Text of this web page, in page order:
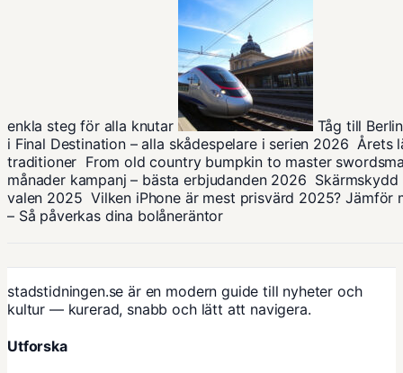
enkla steg för alla knutar
Tåg till
i Final Destination – alla skådespelare i serien 2026 Årets
traditioner From old country bumpkin to master
månader kampanj – bästa erbjudanden 2026 Skärmskydd
valen 2025 Vilken iPhone är mest prisvärd 2025? Jämför
– Så påverkas dina bolåneräntor
stadstidningen.se är en modern guide till nyheter och
kultur — kurerad, snabb och lätt att navigera.
Utforska